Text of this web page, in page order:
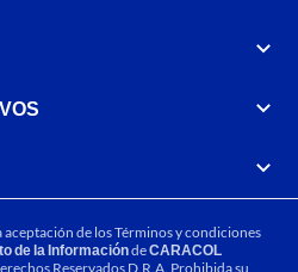
aceptación de losTérminos y condiciones
de la InformacióndeCARACOL
Reservados D.R.A. Prohibida su